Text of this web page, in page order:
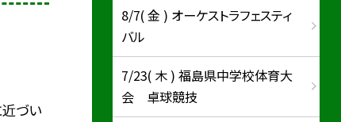
づい
8/7( 金 ) オーケストラフェスティ
バル
7/23( 木 ) 福島県中学校体育大
会 卓球競技